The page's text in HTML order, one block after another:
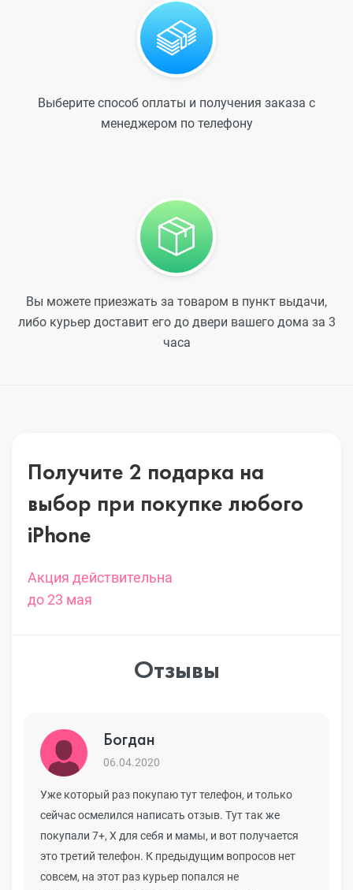
Выберите способ оплаты и получения заказа с
менеджером по телефону
Вы можете приезжать за товаром в пункт выдачи,
либо курьер доставит его до двери вашего дома за 3
часа
Получите 2 подарка на
выбор при покупке любого
iPhone
Акция действительна
до 23 мая
Отзывы
Богдан
06.04.2020
Уже который раз покупаю тут телефон, и только
сейчас осмелился написать отзыв. Тут так же
покупали 7+, Х для себя и мамы, и вот получается
это третий телефон. К предыдущим вопросов нет
совсем, на этот раз курьер попался не